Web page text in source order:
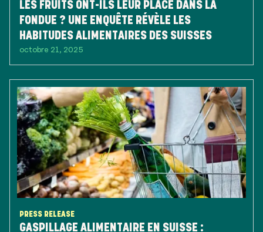
LES FRUITS ONT-ILS LEUR PLACE DANS LA
FONDUE ? UNE ENQUÊTE RÉVÈLE LES
HABITUDES ALIMENTAIRES DES SUISSES
octobre 21, 2025
PRESS RELEASE
GASPILLAGE ALIMENTAIRE EN SUISSE :